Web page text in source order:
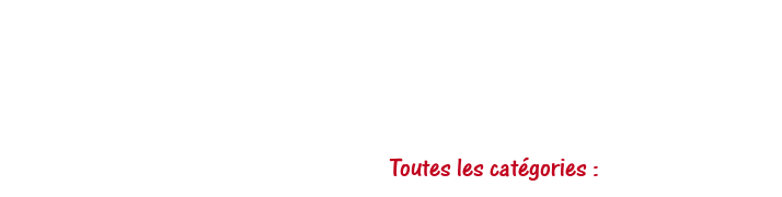
Toutes les catégories :